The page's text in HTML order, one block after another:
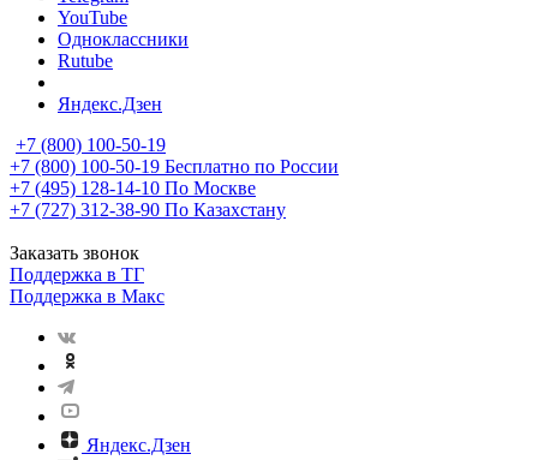
YouTube
Одноклассники
Rutube
Яндекс.Дзен
+7 (800) 100-50-19
+7 (800) 100-50-19 Бесплатно по России
+7 (495) 128-14-10 По Москве
+7 (727) 312-38-90 По Казахстану
Заказать звонок
Поддержка в ТГ
Поддержка в Макс
Яндекс.Дзен